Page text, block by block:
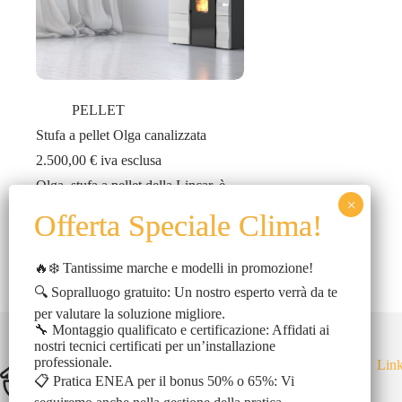
PELLET
Stufa a pellet Olga canalizzata
2.500,00 € iva esclusa
Olga, stufa a pellet della Lincar, è
affidabili. Classificata 5 stelle per
l’alta efficienza energetica, offre
🔥❄️ Tantissime marche e modelli in promozione!
🔍 Sopralluogo gratuito: Un nostro esperto verrà da te
per valutare la soluzione migliore.
🔧 Montaggio qualificato e certificazione: Affidati ai
nostri tecnici certificati per un’installazione
professionale.
📋 Pratica ENEA per il bonus 50% o 65%: Vi